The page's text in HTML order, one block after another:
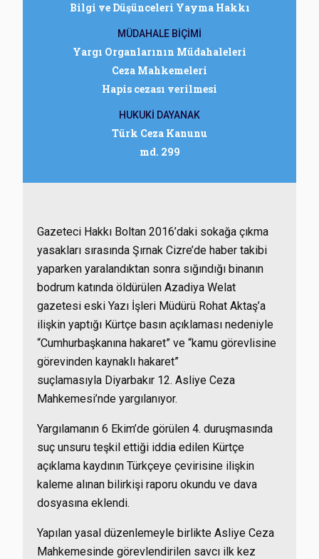
Bilgi ve Düşünceleri Yayma Hakkı
MÜDAHALE BİÇİMİ
Yargı Organlarının Müdahaleleri
Ceza Mahkemeleri
Hapis cezası verilmesi
HUKUKİ DAYANAK
Türk Ceza Kanunu
md. 299
Gazeteci Hakkı Boltan 2016’daki sokağa çıkma
yasakları sırasında Şırnak Cizre’de haber takibi
yaparken yaralandıktan sonra sığındığı binanın
bodrum katında öldürülen Azadiya Welat
gazetesi eski Yazı İşleri Müdürü Rohat Aktaş’a
ilişkin yaptığı Kürtçe basın açıklaması nedeniyle
“Cumhurbaşkanına hakaret” ve “kamu görevlisine
görevinden kaynaklı hakaret”
suçlamasıyla Diyarbakır 12. Asliye Ceza
Mahkemesi’nde yargılanıyor.
Yargılamanın 6 Ekim’de görülen 4. duruşmasında
suç unsuru teşkil ettiği iddia edilen Kürtçe
açıklama kaydının Türkçeye çevirisine ilişkin
kaleme alınan bilirkişi raporu okundu ve dava
dosyasına eklendi.
Yapılan yasal düzenlemeyle birlikte Asliye Ceza
Mahkemesinde görevlendirilen savcı ilk kez